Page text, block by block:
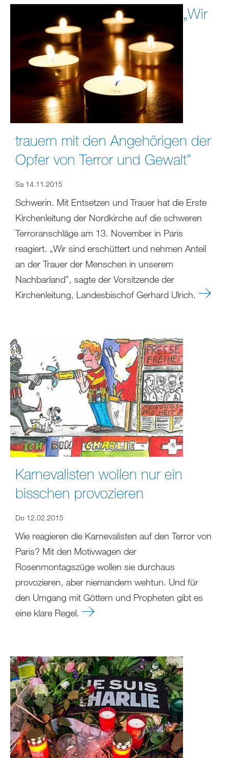
„Wir
trauern mit den Angehörigen der
Opfer von Terror und Gewalt”
Sa 14.11.2015
Schwerin. Mit Entsetzen und Trauer hat die Erste
Kirchenleitung der Nordkirche auf die schweren
Terroranschläge am 13. November in Paris
reagiert. „Wir sind erschüttert und nehmen Anteil
an der Trauer der Menschen in unserem
Nachbarland”, sagte der Vorsitzende der
Kirchenleitung, Landesbischof Gerhard Ulrich.
Karnevalisten wollen nur ein
bisschen provozieren
Do 12.02.2015
Wie reagieren die Karnevalisten auf den Terror von
Paris? Mit den Motivwagen der
Rosenmontagszüge wollen sie durchaus
provozieren, aber niemandem wehtun. Und für
den Umgang mit Göttern und Propheten gibt es
eine klare Regel.